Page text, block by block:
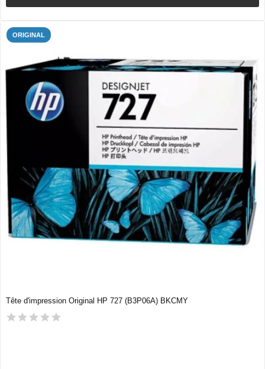
ORIGINAL
Tête d'impression Original HP 727 (B3P06A) BKCMY